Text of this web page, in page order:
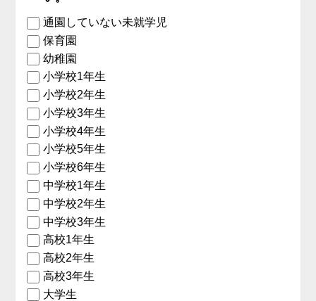
通園していない未就学児
保育園
幼稚園
小学校1年生
小学校2年生
小学校3年生
小学校4年生
小学校5年生
小学校6年生
中学校1年生
中学校2年生
中学校3年生
高校1年生
高校2年生
高校3年生
大学生